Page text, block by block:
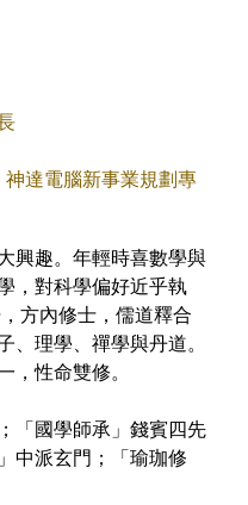
神達電腦新事業規劃專
興趣。年輕時喜數學與
，對科學偏好近乎執
方內修士，儒道釋合
、理學、禪學與丹道。
，性命雙修。
「國學師承」錢賓四先
中派玄門；「瑜珈修